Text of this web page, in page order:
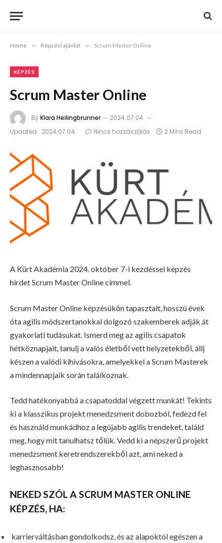
Home » Képzési ajánlat » Scrum Master Online
KÉPZÉS
Scrum Master Online
ByKlara Heilingbrunner
2024.07.04.
Updated: 2024.07.04. Nincs hozzászólás 2 Mins Read
A Kürt Akadémia 2024. október 7-i kezdéssel képzés
hirdet Scrum Master Online címmel.
Scrum Master Online képzésükön tapasztalt, hosszú évek
óta agilis módszertanokkal dolgozó szakemberek adják át
gyakorlati tudásukat. Ismerd meg az agilis csapatok
hétköznapjait, tanulj a valós életből vett helyzetekből, állj
készen a valódi kihívásokra, amelyekkel a Scrum Masterek
a mindennapjaik során találkoznak.
Tedd hatékonyabbá a csapatoddal végzett munkát! Tekints
ki a klasszikus projekt menedzsment dobozból, fedezd fel
és használd munkádhoz a legújabb agilis trendeket, találd
meg, hogy mit tanulhatsz tőlük. Vedd ki a népszerű projekt
menedzsment keretrendszerekből azt, ami neked a
leghasznosabb!
NEKED SZÓL A SCRUM MASTER ONLINE
KÉPZÉS, HA:
karrierváltásban gondolkodsz, és az alapoktól egészen a